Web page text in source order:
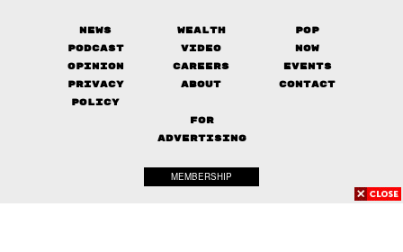
News Wealth
Pop
Podcast
Video
Now
Opinion
Careers
Events
Privacy
Policy
About Contact
FOR
ADVERTISING
MEMBERSHIP